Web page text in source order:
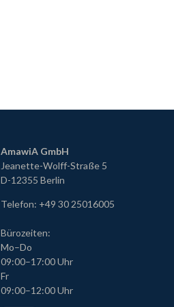
AmawiA GmbH
Jeanette-Wolff-Straße 5
D-12355 Berlin
Telefon: +49 30 25016005
Bürozeiten:
Mo–Do
09:00–17:00 Uhr
Fr
09:00–12:00 Uhr